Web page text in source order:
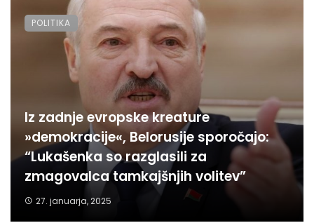
Iz zadnje evropske kreature
»demokracije«, Belorusije sporočajo:
“Lukašenka so razglasili za
zmagovalca tamkajšnjih volitev”
27. januarja, 2025
POLITIKA